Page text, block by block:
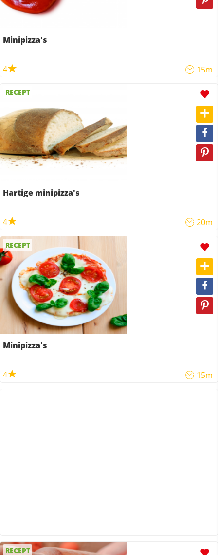
Minipizza's
4 15m
RECEPT
Hartige minipizza's
4 20m
RECEPT
Minipizza's
4 15m
RECEPT